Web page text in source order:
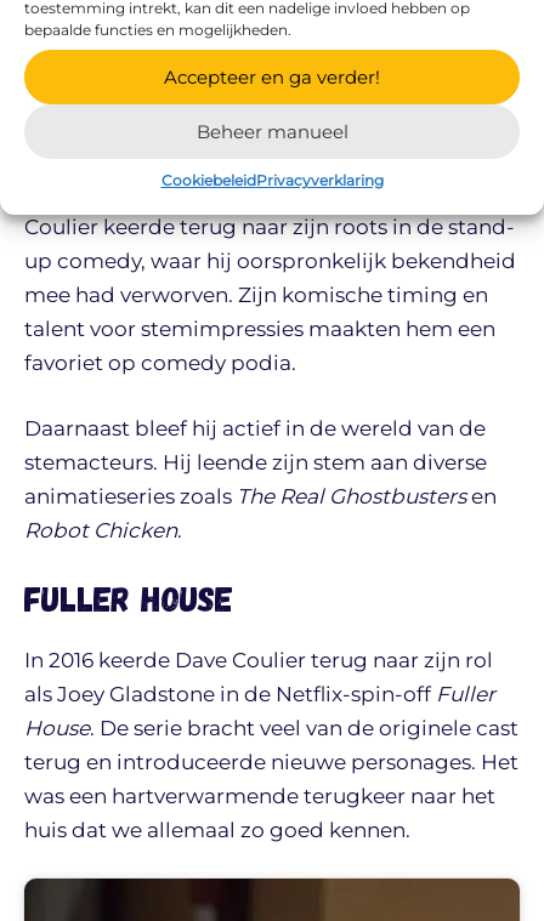
toestemming intrekt, kan dit een nadelige invloed hebben op
bepaalde functies en mogelijkheden.
Accepteer en ga verder!
Beheer manueel
CookiebeleidPrivacyverklaring
Saget presenteerde.
Stand-up comedy en
stemacteerwerk
Coulier keerde terug naar zijn roots in de stand-
up comedy, waar hij oorspronkelijk bekendheid
mee had verworven. Zijn komische timing en
talent voor stemimpressies maakten hem een
favoriet op comedy podia.
Daarnaast bleef hij actief in de wereld van de
stemacteurs. Hij leende zijn stem aan diverse
animatieseries zoals The Real Ghostbustersen
Robot Chicken.
Fuller House
In 2016 keerde Dave Coulier terug naar zijn rol
als Joey Gladstone in de Netflix-spin-off Fuller
House. De serie bracht veel van de originele cast
terug en introduceerde nieuwe personages. Het
was een hartverwarmende terugkeer naar het
huis dat we allemaal zo goed kennen.